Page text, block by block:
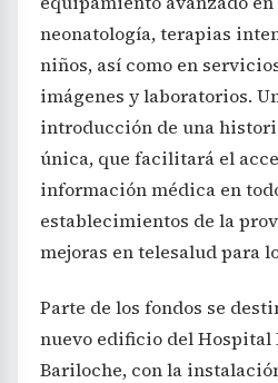
neonatología, terapias
niños, así como en
imágenes y laboratorios.
introducción de una
única, que facilitará el
información médica en
establecimientos de la
mejoras en telesalud para
Parte de los fondos se
nuevo edificio del Hospital
Bariloche, con la